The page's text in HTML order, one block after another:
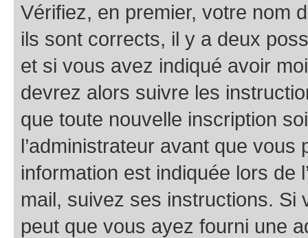
Vérifiez, en premier, votre nom
ils sont corrects, il y a deux
et si vous avez indiqué avoir
devrez alors suivre les
que toute nouvelle inscription
l’administrateur avant que
information est indiquée lors de
mail, suivez ses instructions. Si
peut que vous ayez fourni une